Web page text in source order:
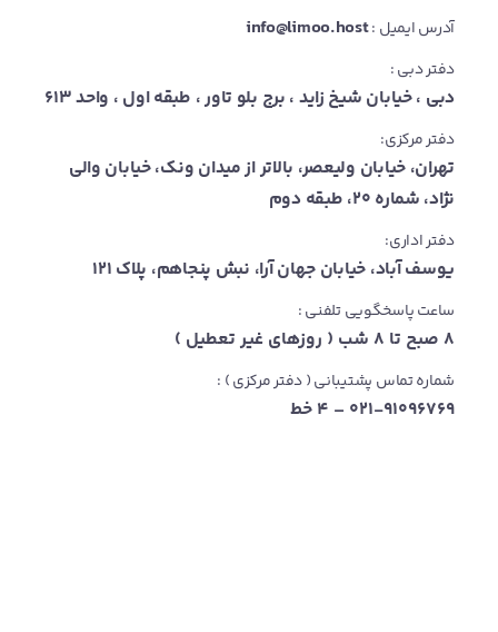
آدرس ایمیل :info@limoo.host
دفتر دبی :
دبی ، خیابان شیخ زاید ، برج بلو تاور ، طبقه اول ، واحد ۶۱۳
دفتر مرکزی:
تهران، خیابان ولیعصر، بالاتر از میدان ونک، خیابان والی
نژاد، شماره ۲۰، طبقه دوم
دفتر اداری:
یوسف آباد، خیابان جهان آرا، نبش پنجاهم، پلاک ۱۲۱
ساعت پاسخگویی تلفنی :
۸ صبح تا ۸ شب ( روزهای غیر تعطیل )
شماره تماس پشتیبانی ( دفتر مرکزی ) :
۰۲۱-۹۱۰۹۶۷۶۹ – ۴ خط